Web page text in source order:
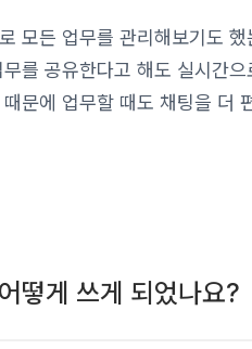
모든 업무를 관리해보기도
를 공유한다고 해도 실시간
문에 업무할 때도 채팅을 더
떻게 쓰게 되었나요?